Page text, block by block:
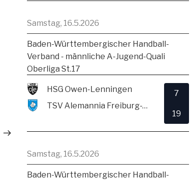
Samstag, 16.5.2026
Baden-Württembergischer Handball-
Verband - männliche A-Jugend-Quali
Oberliga St.17
HSG Owen-Lenningen
TSV Alemannia Freiburg-Zähringen
7
19
Samstag, 16.5.2026
Baden-Württembergischer Handball-